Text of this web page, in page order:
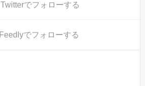
Twitterでフォローする
Feedlyでフォローする